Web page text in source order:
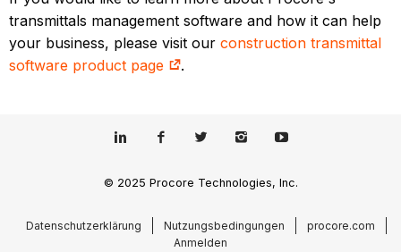
transmittals management software and how it can help
your business, please visit ourconstruction transmittal
software product page
.
© 2025 Procore Technologies, Inc.
Datenschutzerklärung Nutzungsbedingungen
procore.com
Anmelden